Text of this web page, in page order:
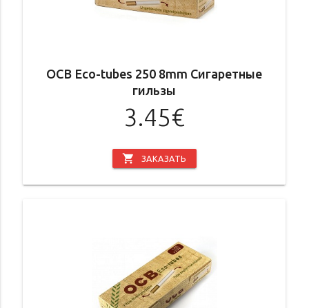
OCB Eco-tubes 250 8mm Сигаретные
гильзы
3.45€
shopping_cart ЗАКАЗАТЬ